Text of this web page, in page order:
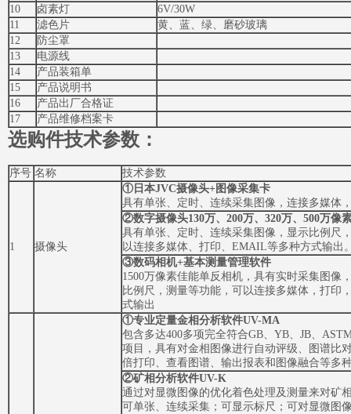
10
卤素灯
6V/30W
11
滤色片
黄、蓝、绿、磨砂玻璃
12
防尘罩
13
电源线
14
产品装箱单
15
产品说明书
16
产品出厂合格证
17
产品维修档案卡
选购件技术参数：
序号 名称 技术参数
1 摄像头
① 日本JVC摄像头+图像采集卡
具有单张、定时、连续采集图像，连接多媒体
②数字摄像头130万、200万、320万、500万像
具有单张、定时、连续采集图像，显示比例尺
以连接多媒体、打印、EMAIL等多种方式输出
③数码相机+基本测量管理软件
1500万像素佳能单反相机，具有实时采集图像
比例尺，测量等功能，可以连接多媒体，打印
式输出
①专业定量金相分析软件UV-MA
包含多达400多项完全符合GB、YB、JB、
项目，具有对金相图像进行自动评级、图谱比
倍打印、查看图谱、输出报表和图像融合等多
②矿相分析软件UV-K
通过对显微图像的优化着色处理及测量来对矿
可单张、连续采集；可显示标尺；可对显微图